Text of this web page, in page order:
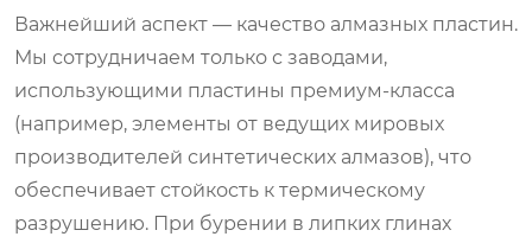
Важнейший аспект — качество алмазных пластин.
Мы сотрудничаем только с заводами,
использующими пластины премиум-класса
(например, элементы от ведущих мировых
производителей синтетических алмазов), что
обеспечивает стойкость к термическому
разрушению. При бурении в липких глинах